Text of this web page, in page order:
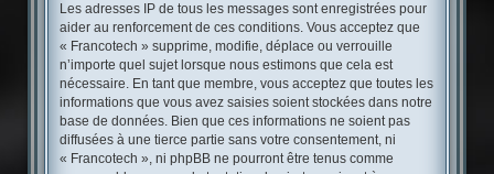
Les adresses IP de tous les messages sont enregistrées pour
aider au renforcement de ces conditions. Vous acceptez que
« Francotech » supprime, modifie, déplace ou verrouille
n’importe quel sujet lorsque nous estimons que cela est
nécessaire. En tant que membre, vous acceptez que toutes les
informations que vous avez saisies soient stockées dans notre
base de données. Bien que ces informations ne soient pas
diffusées à une tierce partie sans votre consentement, ni
« Francotech », ni phpBB ne pourront être tenus comme